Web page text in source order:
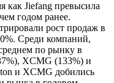
как Jiefang превысила
годом ранее.
рост продаж в
Среди компаний,
по рынку в
XCMG (133%) и
и XCMG добились